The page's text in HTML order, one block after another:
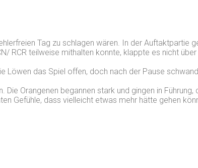
Tag zu schlagen wären. In der Auftaktpartie
RCR teilweise mithalten konnte, klappte es nicht
das Spiel offen, doch nach der Pause
Orangenen begannen stark und gingen in
Gefühle, dass vielleicht etwas mehr hätte gehen